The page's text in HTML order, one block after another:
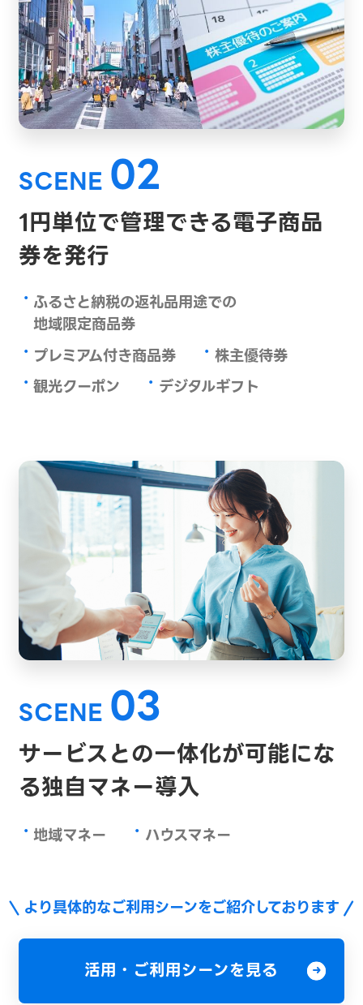
SCENE 02
1円単位で管理できる電子商品
券を発行
・ ふるさと納税の返礼品用途での
地域限定商品券
・ プレミアム付き商品券 ・ 株主優待券
・ 観光クーポン ・ デジタルギフト
SCENE 03
サービスとの一体化が可能にな
る独自マネー導入
・ 地域マネー ・ ハウスマネー
より具体的なご利用シーンをご紹介しております
活用・ご利用シーンを見る